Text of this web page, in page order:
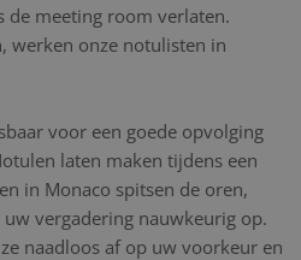
de meeting room verlaten.
werken onze notulisten in
voor een goede opvolging
laten maken tijdens een
in Monaco spitsen de oren,
vergadering nauwkeurig op.
naadloos af op uw voorkeur en